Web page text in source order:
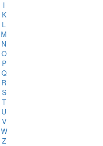
I
K
L
M
N
O
P
Q
R
S
T
U
V
W
Z